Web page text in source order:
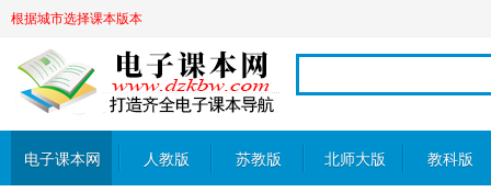
根据城市选择课本版本
电子课本网 人教版 苏教版 北师大版 教科版